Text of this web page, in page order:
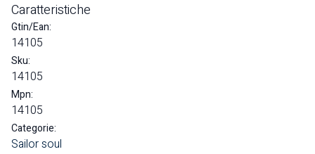
Caratteristiche
Gtin/Ean:
14105
Sku:
14105
Mpn:
14105
Categorie:
Sailor soul